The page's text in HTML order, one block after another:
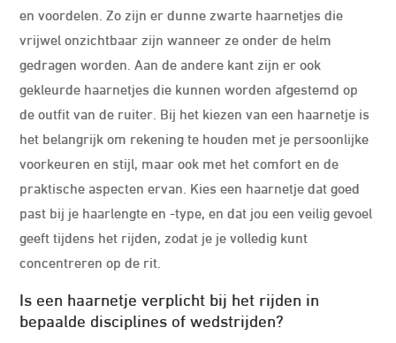
en voordelen. Zo zijn er dunne zwarte haarnetjes die
vrijwel onzichtbaar zijn wanneer ze onder de helm
gedragen worden. Aan de andere kant zijn er ook
gekleurde haarnetjes die kunnen worden afgestemd op
de outfit van de ruiter. Bij het kiezen van een haarnetje is
het belangrijk om rekening te houden met je persoonlijke
voorkeuren en stijl, maar ook met het comfort en de
praktische aspecten ervan. Kies een haarnetje dat goed
past bij je haarlengte en -type, en dat jou een veilig gevoel
geeft tijdens het rijden, zodat je je volledig kunt
concentreren op de rit.
Is een haarnetje verplicht bij het rijden in
bepaalde disciplines of wedstrijden?